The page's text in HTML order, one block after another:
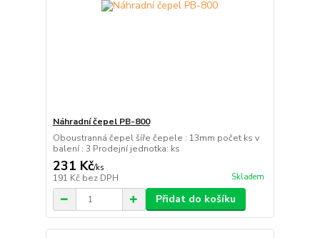
Náhradní čepel PB-800
Oboustranná čepel šíře čepele : 13mm počet ks v
balení : 3 Prodejní jednotka: ks
231 Kč/ks
191 Kč bez DPH Skladem
Přidat do košíku